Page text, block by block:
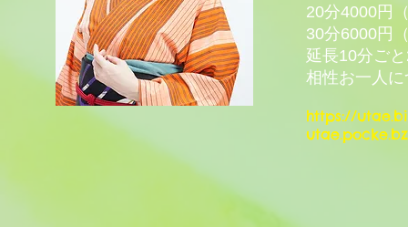
20分4000円
30分6000円
延長10分ご
相性お一人
https://
utae.pocke.bz